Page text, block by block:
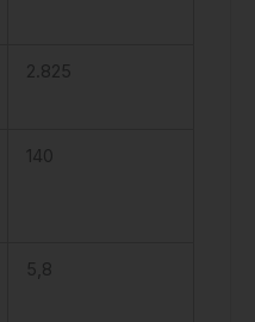
2.825
140
5,8